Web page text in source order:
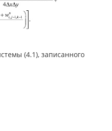
(4.1), записанного